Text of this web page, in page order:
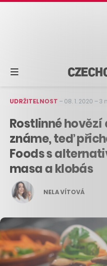
UDRŽITELNOST – 08. 1. 2020 –3
Rostlinné hovězí
známe, teď
Foods s
masa a klobás
NELA VÍTOVÁ